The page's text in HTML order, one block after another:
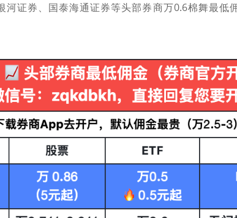
河证券、国泰海通证券等头部券商万0.6棉舞最